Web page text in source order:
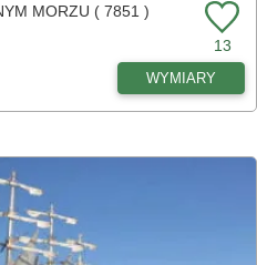
MORZU ( 7851 )
13
WYMIARY